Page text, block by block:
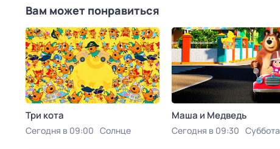
Вам может понравиться
Три кота
Сегодня в 09:00 Солнце
Маша и Медведь
Сегодня в 09:30 Суббота